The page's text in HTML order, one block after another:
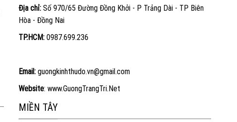
Địa chỉ: Số 970/65 Đường Đồng Khởi - P Trảng Dài - TP Biên
Hòa - Đồng Nai
TP.HCM: 0987.699.236
Email: guongkinhthudo.vn@gmail.com
Website:www.GuongTrangTri.Net
MIỀN TÂY